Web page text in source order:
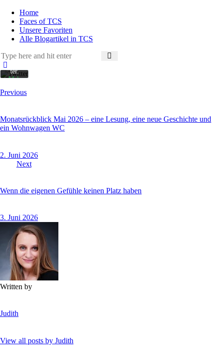
Home
Faces of TCS
Unsere Favoriten
Alle Blogartikel in TCS
Date
nsch
utzer
kläru
von
ter.
Meh
erfah
Inhalt
laden
Twitte
r
Beitragsnavigation
Previous
Monatsrückblick Mai 2026 – eine Lesung, eine neue Geschichte und
ein Wohnwagen WC
2. Juni 2026
Next
Wenn die eigenen Gefühle keinen Platz haben
3. Juni 2026
Written by
Judith
View all posts by Judith